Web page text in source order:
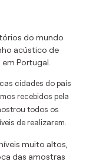
do mundo
acústico de
em Portugal.
cidades do país
recebidos pela
todos os
de realizarem.
muito altos,
das amostras